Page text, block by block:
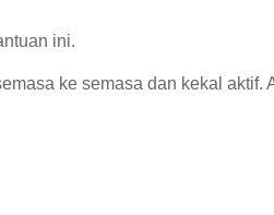
ini.
ke semasa dan kekal aktif.